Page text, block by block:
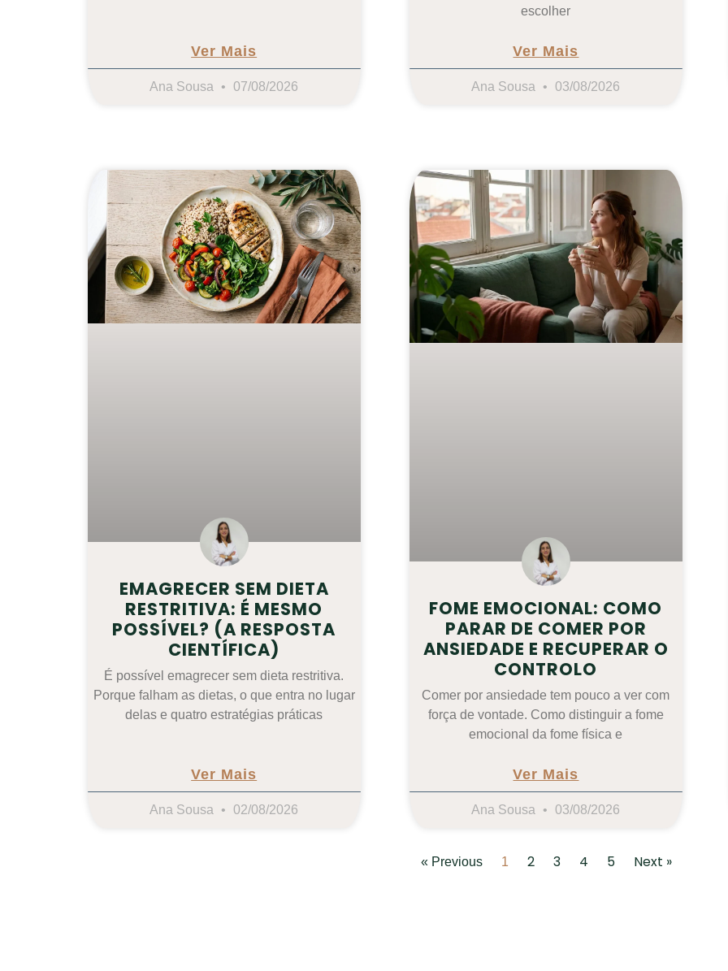
Ver Mais
Ana Sousa 07/08/2026
escolher
Ver Mais
Ana Sousa 03/08/2026
EMAGRECER SEM DIETA
RESTRITIVA: É MESMO
POSSÍVEL? (A RESPOSTA
CIENTÍFICA)
É possível emagrecer sem dieta restritiva.
Porque falham as dietas, o que entra no lugar
delas e quatro estratégias práticas
Ver Mais
Ana Sousa 02/08/2026
FOME EMOCIONAL: COMO
PARAR DE COMER POR
ANSIEDADE E RECUPERAR O
CONTROLO
Comer por ansiedade tem pouco a ver com
força de vontade. Como distinguir a fome
emocional da fome física e
Ver Mais
Ana Sousa 03/08/2026
« Previous 1 2 3 4 5 Next »